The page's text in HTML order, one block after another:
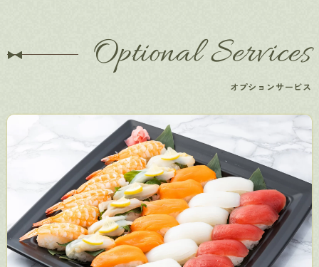
Optional Services
オプションサービス